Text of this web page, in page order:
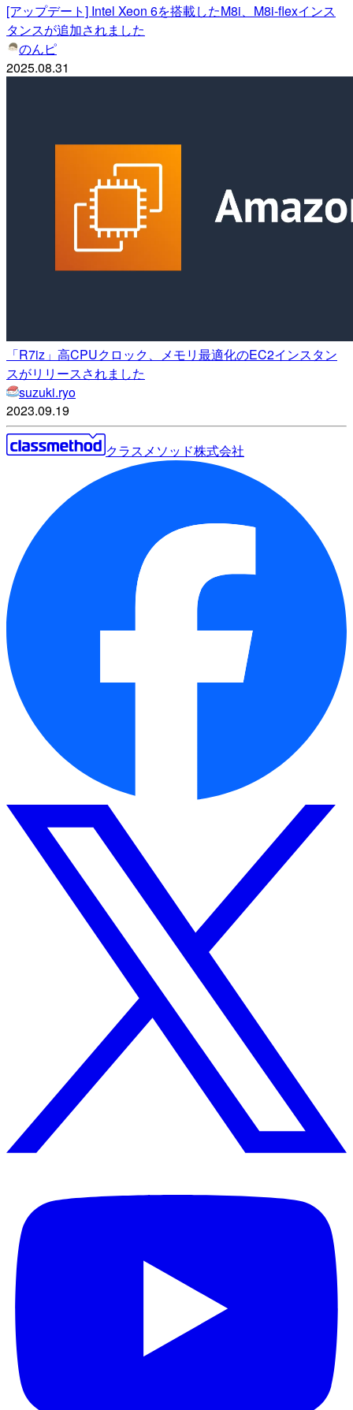
[アップデート] Intel Xeon 6を搭載したM8i、M8i-flexインス
タンスが追加されました
のんピ
2025.08.31
「R7iz」高CPUクロック、メモリ最適化のEC2インスタン
スがリリースされました
suzuki.ryo
2023.09.19
クラスメソッド株式会社